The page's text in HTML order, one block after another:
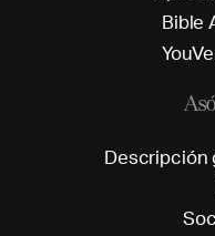
Bible
YouVe
Descripción
Soc